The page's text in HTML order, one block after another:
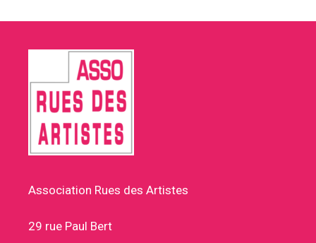
Association Rues des Artistes
29 rue Paul Bert